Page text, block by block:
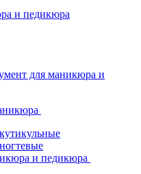
и педикюра
для маникюра и
и педикюра